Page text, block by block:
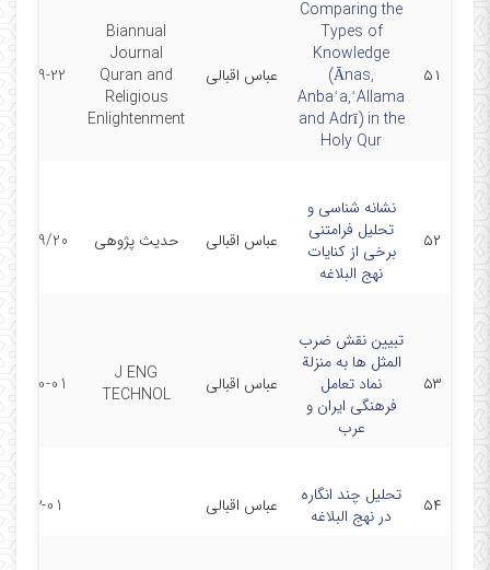
۵۱
Comparing the
Types of
Knowledge
(Ānas,
Anbaʿa,ʿAllama
and Adrī) in the
Holy Qur
عباس اقبالی
Biannual
Journal
Quran and
Religious
Enlightenment
09-22
۵۲
نشانه شناسی و
تحلیل فرامتنی
برخی از کنایات
نهج البلاغه
عباس اقبالی حدیث پژوهی 09/20
۵۳
تبیین نقش ضرب
المثل ها به منزلة
نماد تعامل
فرهنگی ایران و
عرب
عباس اقبالی
J ENG
TECHNOL
10-01
۵۴
تحلیل چند انگاره
در نهج البلاغه
عباس اقبالی 3-01